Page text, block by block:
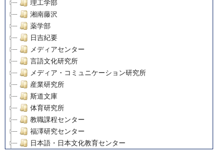
理工学部
湘南藤沢
薬学部
日吉紀要
メディアセンター
言語文化研究所
メディア・コミュニケーション研究所
産業研究所
斯道文庫
体育研究所
教職課程センター
福澤研究センター
日本語・日本文化教育センター